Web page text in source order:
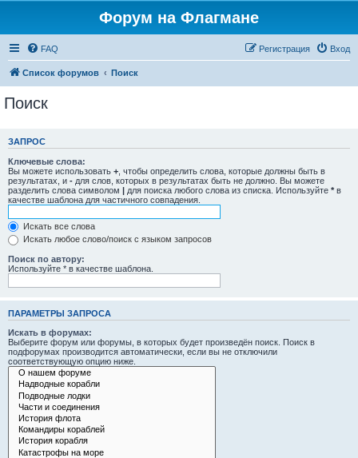
Форум на Флагмане
FAQ Вход
Регистрация
Список форумов Поиск
Поиск
ЗАПРОС
Ключевые слова:
Вы можете использовать + , чтобы определить слова, которые должны быть в
результатах, и - для слов, которых в результатах быть не должно. Вы можете
разделить слова символом | для поиска любого слова из списка. Используйте * в
качестве шаблона для частичного совпадения.
Искать все слова
Искать любое слово/поиск с языком запросов
Поиск по автору:
Используйте * в качестве шаблона.
ПАРАМЕТРЫ ЗАПРОСА
Искать в форумах:
Выберите форум или форумы, в которых будет произведён поиск. Поиск в
подфорумах производится автоматически, если вы не отключили
соответствующую опцию ниже.